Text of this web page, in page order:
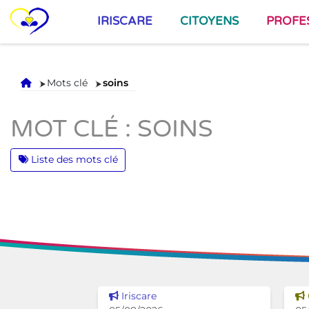
IRISCARE CITOYENS
AccueilMots clé soins
MOT CLÉ : SOINS
Liste des mots clé
Voir cette news
Iriscare